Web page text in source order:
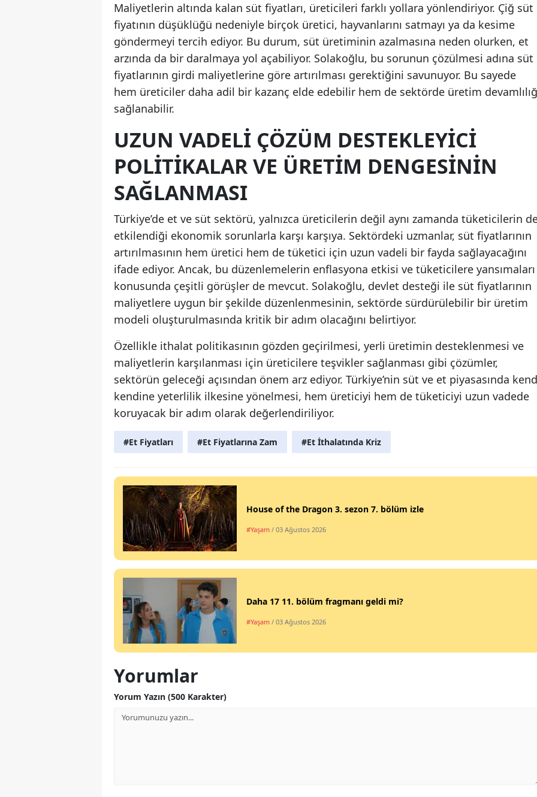
Samsun
Sinop
Sivas
Tokat
Trabzon
Uşak
Van
Yozgat
Zonguldak
Bayburt
Karaman
Batman
Şırnak
Bartın
Ardahan
Kilis
Düzce
Maliyetlerin altında kalan süt fiyatları, üreticileri farklı yollara yönlendiriyor. Çiğ süt
fiyatının düşüklüğü nedeniyle birçok üretici, hayvanlarını satmayı ya da kesime
göndermeyi tercih ediyor. Bu durum, süt üretiminin azalmasına neden olurken, et
arzında da bir daralmaya yol açabiliyor. Solakoğlu, bu sorunun çözülmesi adına süt
fiyatlarının girdi maliyetlerine göre artırılması gerektiğini savunuyor. Bu sayede
hem üreticiler daha adil bir kazanç elde edebilir hem de sektörde üretim
sağlanabilir.
UZUN VADELI ÇÖZÜM DESTEKLEYICI
POLITIKALAR VE ÜRETIM DENGESININ
SAĞLANMASI
Türkiye’de et ve süt sektörü, yalnızca üreticilerin değil aynı zamanda tüketicilerin
etkilendiği ekonomik sorunlarla karşı karşıya. Sektördeki uzmanlar, süt fiyatlarının
artırılmasının hem üretici hem de tüketici için uzun vadeli bir fayda sağlayacağını
ifade ediyor. Ancak, bu düzenlemelerin enflasyona etkisi ve tüketicilere yansımaları
konusunda çeşitli görüşler de mevcut. Solakoğlu, devlet desteği ile süt fiyatlarının
maliyetlere uygun bir şekilde düzenlenmesinin, sektörde sürdürülebilir bir üretim
modeli oluşturulmasında kritik bir adım olacağını belirtiyor.
Özellikle ithalat politikasının gözden geçirilmesi, yerli üretimin desteklenmesi ve
maliyetlerin karşılanması için üreticilere teşvikler sağlanması gibi çözümler,
sektörün geleceği açısından önem arz ediyor. Türkiye’nin süt ve et piyasasında
kendine yeterlilik ilkesine yönelmesi, hem üreticiyi hem de tüketiciyi uzun vadede
koruyacak bir adım olarak değerlendiriliyor.
#Et Fiyatları #Et Fiyatlarına Zam #Et İthalatında Kriz
House of the Dragon 3. sezon 7. bölüm izle
#Yaşam / 03 Ağustos 2026
Daha 17 11. bölüm fragmanı geldi mi?
#Yaşam / 03 Ağustos 2026
Yorumlar
Yorum Yazın (500 Karakter)